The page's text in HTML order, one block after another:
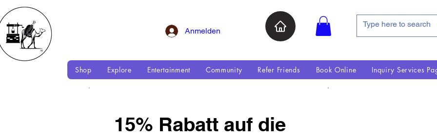
Anmelden
Shop Explore Entertainment Community Refer Friends Book Online Inquiry Services
15% Rabatt auf die